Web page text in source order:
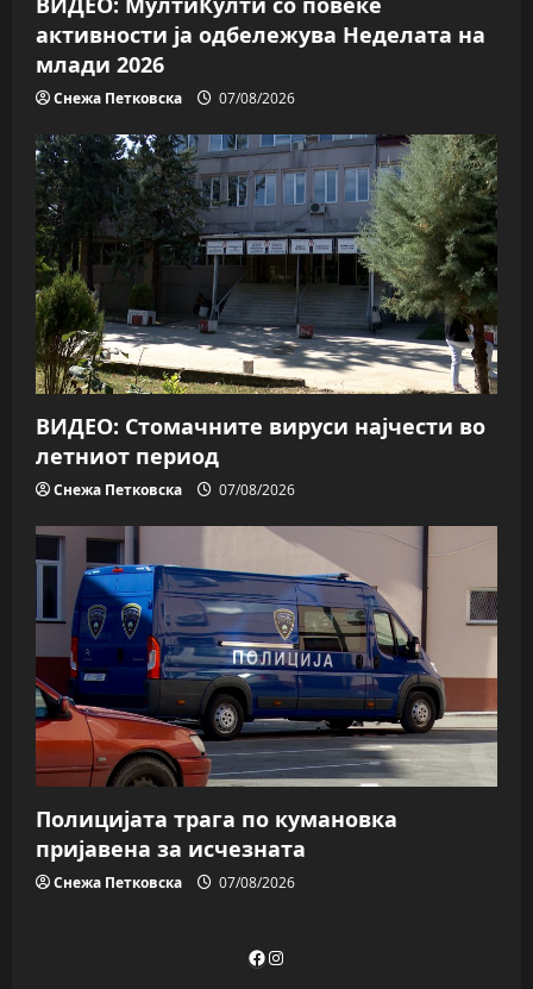
активности ја одбележува Неделата на
млади 2026
Снежа Петковска 07/08/2026
ВИДЕО: Стомачните вируси најчести во
летниот период
Снежа Петковска 07/08/2026
Полицијата трага пo кумановка
пријавена за исчезната
Снежа Петковска 07/08/2026
Facebook
Instagram